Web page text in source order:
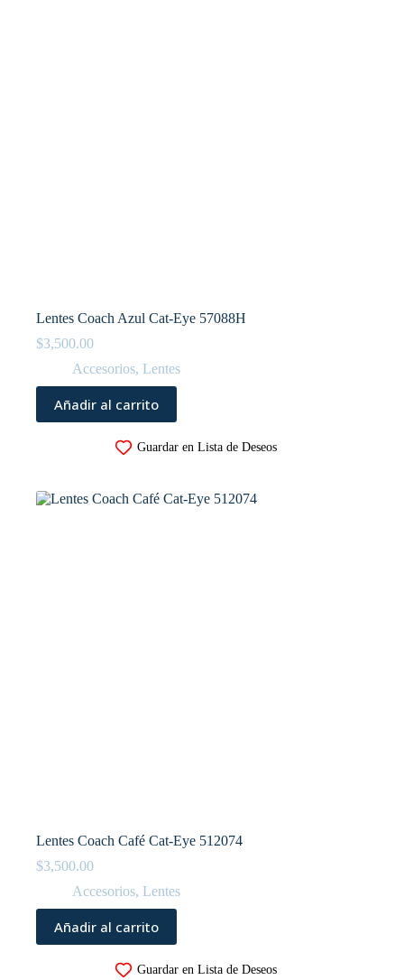
Lentes Coach Azul Cat-Eye 57088H
$3,500.00
Accesorios, Lentes
Añadir al carrito
Guardar en Lista de Deseos
Lentes Coach Café Cat-Eye 512074
$3,500.00
Accesorios, Lentes
Añadir al carrito
Guardar en Lista de Deseos